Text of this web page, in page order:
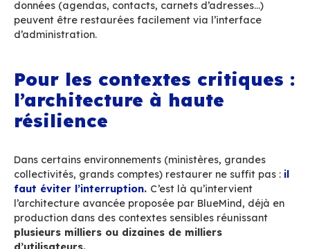
de tester régulièrement. C’est tout l’enjeu d’un
restauration documenté: savoir quoi faire
composantes clés d’unPRA(Plan de Reprise
bien conçu, qui peut aussi inclure des
complètes d’environnement selon les besoins.
La corbeille à double
utilisateurs autonomes,
service IT soulagé!